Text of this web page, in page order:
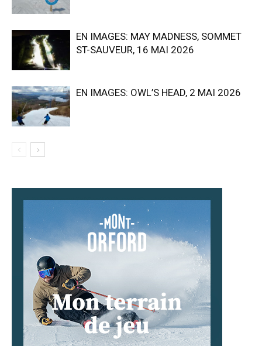
EN IMAGES: MAY MADNESS, SOMMET
ST-SAUVEUR, 16 MAI 2026
EN IMAGES: OWL’S HEAD, 2 MAI 2026